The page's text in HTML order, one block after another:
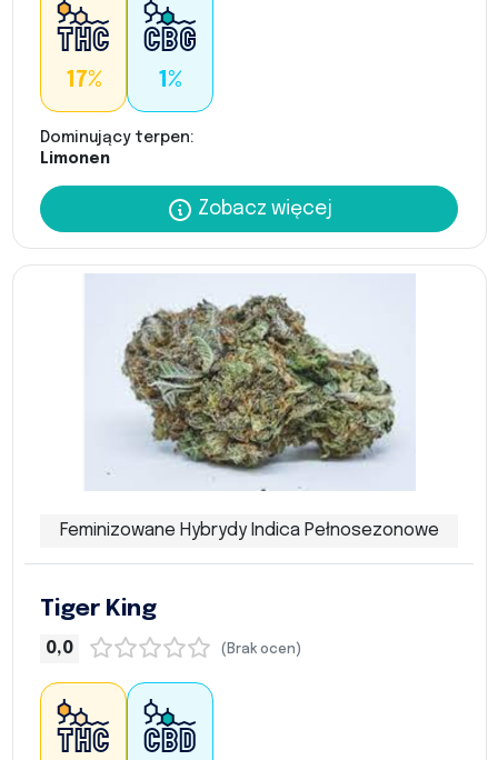
17% 1%
Dominujący terpen:
Limonen
Zobacz więcej
Feminizowane Hybrydy Indica Pełnosezonowe
Tiger King
0,0 (Brak ocen)